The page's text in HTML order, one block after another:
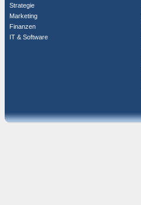
Strategie
Marketing
Finanzen
IT & Software